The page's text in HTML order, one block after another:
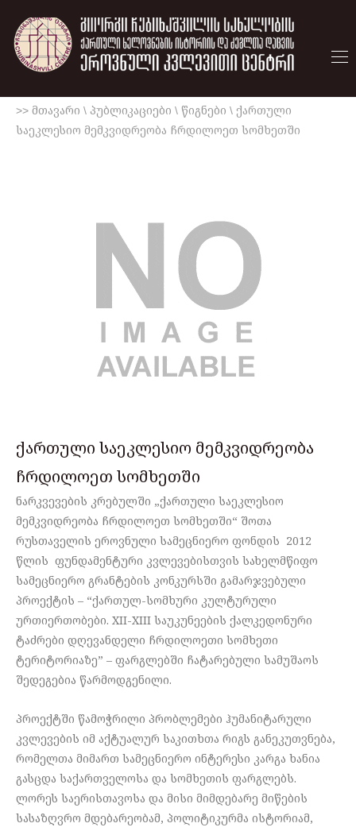
>> მთავარი \ პუბლიკაციები \ წიგნები \ ქართული
საეკლესიო მემკვიდრეობა ჩრდილოეთ სომხეთში
ქართული საეკლესიო მემკვიდრეობა
ჩრდილოეთ სომხეთში
ნარკვევების კრებულში „ქართული საეკლესიო
მემკვიდრეობა ჩრდილოეთ სომხეთში“ შოთა
რუსთაველის ეროვნული სამეცნიერო ფონდის 2012
წლის ფუნდამენტური კვლევებისთვის სახელმწიფო
სამეცნიერო გრანტების კონკურსში გამარჯვებული
პროექტის – “ქართულ-სომხური კულტურული
ურთიერთობები. XII-XIII საუკუნეების ქალკედონური
ტაძრები დღევანდელი ჩრდილოეთი სომხეთი
ტერიტორიაზე” – ფარგლებში ჩატარებული სამუშაოს
შედეგებია წარმოდგენილი.
პროექტში წამოჭრილი პრობლემები ჰუმანიტარული
კვლევების იმ აქტუალურ საკითხთა რიგს განეკუთვნება,
რომელთა მიმართ სამეცნიერო ინტერესი კარგა ხანია
გასცდა საქართველოსა და სომხეთის ფარგლებს.
ლორეს საერისთავოსა და მისი მიმდებარე მიწების
სასაზღვრო მდებარეობამ, პოლიტიკურმა ისტორიამ,